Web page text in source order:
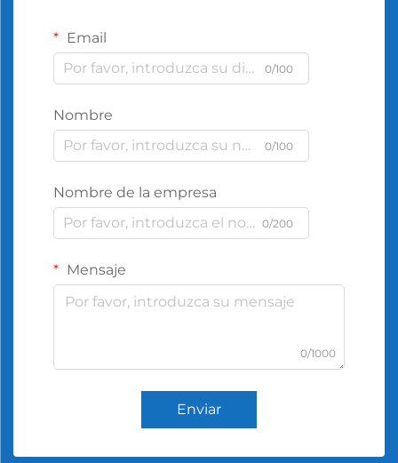
Email
0/100
Nombre
0/100
Nombre de la empresa
0/200
Mensaje
0/1000
Enviar